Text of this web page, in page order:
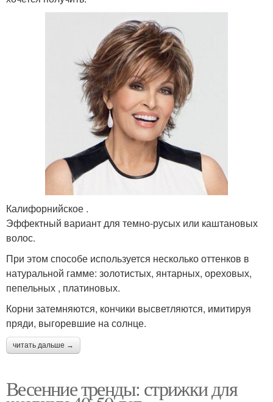
Калифорнийское .
Эффектный вариант для темно-русых или каштановых
волос.
При этом способе используется несколько оттенков в
натуральной гамме: золотистых, янтарных, ореховых,
пепельных , платиновых.
Корни затемняются, кончики высветляются, имитируя
пряди, выгоревшие на солнце.
читать дальше →
Весенние тренды: стрижки для